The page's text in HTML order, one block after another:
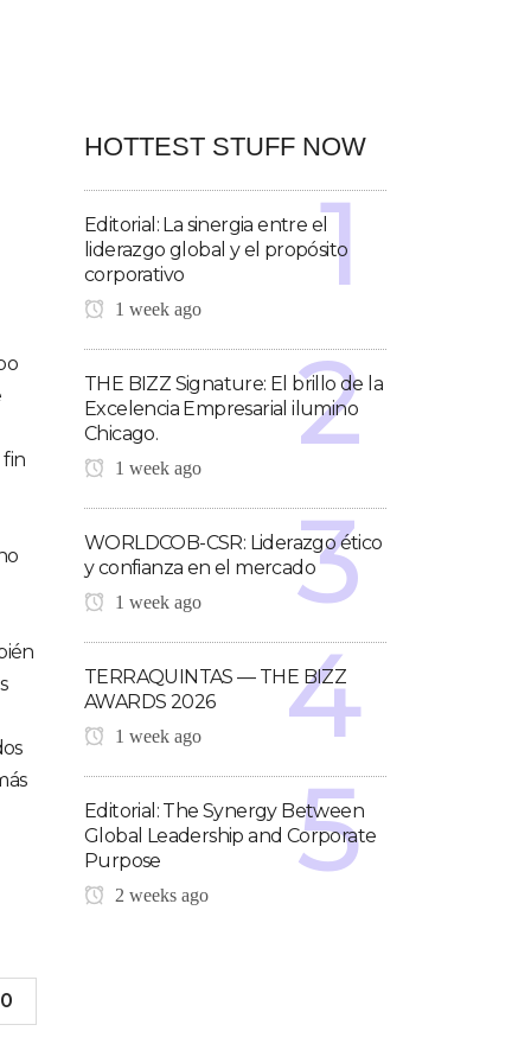
fin
0
HOTTEST STUFF NOW
Editorial: La sinergia entre el
liderazgo global y el propósito
corporativo
1 week ago
THE BIZZ Signature: El brillo de la
Excelencia Empresarial ilumino
Chicago.
1 week ago
WORLDCOB-CSR: Liderazgo ético
y confianza en el mercado
1 week ago
TERRAQUINTAS — THE BIZZ
AWARDS 2026
1 week ago
Editorial: The Synergy Between
Global Leadership and Corporate
Purpose
2 weeks ago